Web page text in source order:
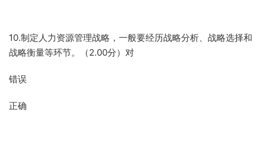
10.制定人力资源管理战略，一般要经历战略分析、战略选择和
战略衡量等环节。（2.00分）对
错误
正确